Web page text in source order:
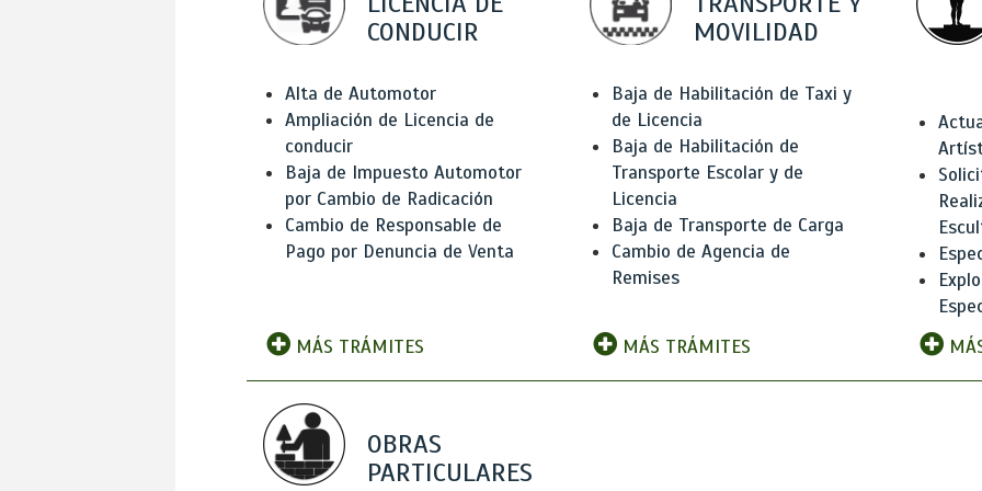
CONDUCIR
Alta de Automotor
Ampliación de Licencia de
conducir
Baja de Impuesto Automotor
por Cambio de Radicación
Cambio de Responsable de
Pago por Denuncia de Venta
MÁS TRÁMITES
MOVILIDAD
Baja de Habilitación de Taxi y
de Licencia
Baja de Habilitación de
Transporte Escolar y de
Licencia
Baja de Transporte de Carga
Cambio de Agencia de
Remises
MÁS TRÁMITES
OBRAS
PARTICULARES